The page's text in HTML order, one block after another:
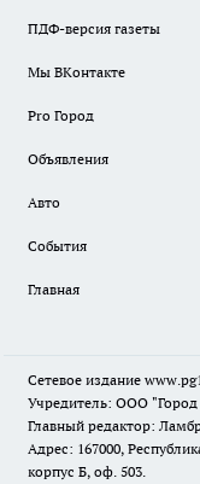
ПДФ-версия газеты
Мы ВКонтакте
Pro Город
Объявления
Авто
События
Главная
Сетевое издание
Учредитель: ООО "Город
Главный редактор:
Адрес: 167000,
корпус Б, оф. 503.